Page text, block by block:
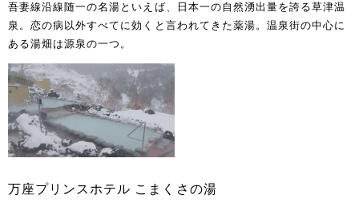
吾妻線沿線随一の名湯といえば、日本一の自然湧出量を誇る草津温
泉。恋の病以外すべてに効くと言われてきた薬湯。温泉街の中心に
ある湯畑は源泉の一つ。
万座プリンスホテル こまくさの湯